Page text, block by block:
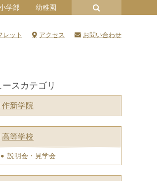
学部 幼稚園
レット
アクセス お問い合わせ
ースカテゴリ
作新学院
高等学校
説明会・見学会